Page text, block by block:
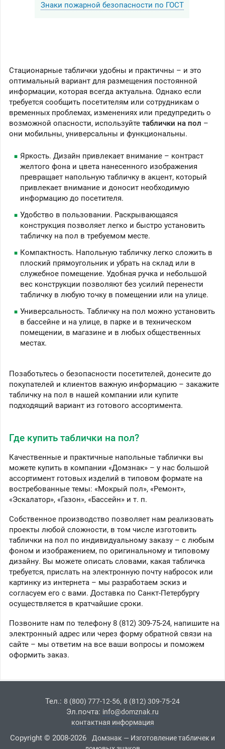
Знаки пожарной безопасности по ГОСТ
Стационарные таблички удобны и практичны – и это
оптимальный вариант для размещения постоянной
информации, которая всегда актуальна. Однако если
требуется сообщить посетителям или сотрудникам о
временных проблемах, изменениях или предупредить о
возможной опасности, используйте таблички на пол –
они мобильны, универсальны и функциональны.
Яркость. Дизайн привлекает внимание – контраст
желтого фона и цвета нанесенного изображения
превращает напольную табличку в акцент, который
привлекает внимание и доносит необходимую
информацию до посетителя.
Удобство в пользовании. Раскрывающаяся
конструкция позволяет легко и быстро установить
табличку на пол в требуемом месте.
Компактность. Напольную табличку легко сложить в
плоский прямоугольник и убрать на склад или в
служебное помещение. Удобная ручка и небольшой
вес конструкции позволяют без усилий перенести
табличку в любую точку в помещении или на улице.
Универсальность. Табличку на пол можно установить
в бассейне и на улице, в парке и в техническом
помещении, в магазине и в любых общественных
местах.
Позаботьтесь о безопасности посетителей, донесите до
покупателей и клиентов важную информацию – закажите
табличку на пол в нашей компании или купите
подходящий вариант из готового ассортимента.
Где купить таблички на пол?
Качественные и практичные напольные таблички вы
можете купить в компании «Домзнак» – у нас большой
ассортимент готовых изделий в типовом формате на
востребованные темы: «Мокрый пол», «Ремонт»,
«Эскалатор», «Газон», «Бассейн» и т. п.
Собственное производство позволяет нам реализовать
проекты любой сложности, в том числе изготовить
таблички на пол по индивидуальному заказу – с любым
фоном и изображением, по оригинальному и типовому
дизайну. Вы можете описать словами, какая табличка
требуется, прислать на электронную почту набросок или
картинку из интернета – мы разработаем эскиз и
согласуем его с вами. Доставка по Санкт-Петербургу
осуществляется в кратчайшие сроки.
Позвоните нам по телефону 8 (812) 309-75-24, напишите на
электронный адрес или через форму обратной связи на
сайте – мы ответим на все ваши вопросы и поможем
оформить заказ.
Тел.: 8 (800) 777-12-56, 8 (812) 309-75-24
Эл.почта: info@domznak.ru
контактная информация
Copyright © 2008-2026
Домзнак — Изготовление табличек и